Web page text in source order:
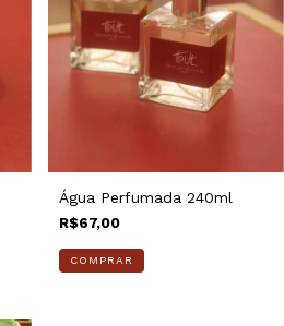
Água Perfumada 240ml
R$67,00